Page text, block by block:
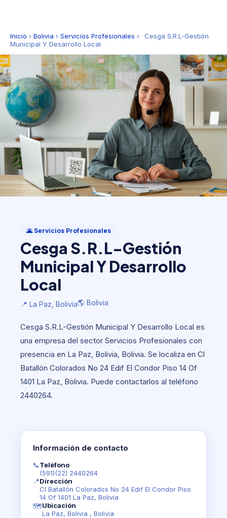
Inicio › Bolivia › Servicios Profesionales ›
Cesga S.R.L-Gestión
Municipal Y Desarrollo Local
Cesga S.R.L-Gestión Municipal Y
Desarrollo Local
📍 La Paz, Bolivia 🌎 Bolivia
🌋 Servicios Profesionales
Cesga S.R.L-Gestión
Municipal Y Desarrollo
Local
📍 La Paz, Bolivia🌎 Bolivia
Cesga S.R.L-Gestión Municipal Y Desarrollo Local es
una empresa del sector Servicios Profesionales con
presencia en La Paz, Bolivia, Bolivia. Se localiza en Cl
Batallón Colorados No 24 Edif El Condor Piso 14 Of
1401 La Paz, Bolivia. Puede contactarlos al teléfono
2440264.
Información de contacto
📞Teléfono
(591)(22) 2440264
📍Dirección
Cl Batallón Colorados No 24 Edif El Condor Piso
14 Of 1401 La Paz, Bolivia
🗺️Ubicación
La Paz, Bolivia , Bolivia